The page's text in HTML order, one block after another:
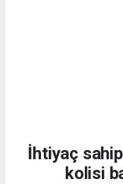
İhtiyaç
kolisi